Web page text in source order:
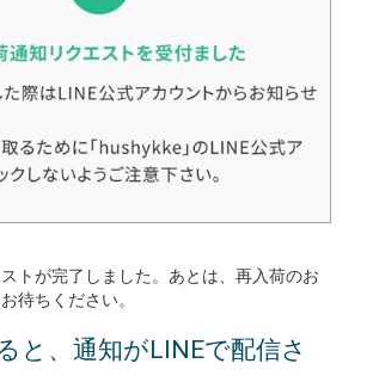
トが完了しました。あとは、再入荷のお
待ちください。
と、通知がLINEで配信さ